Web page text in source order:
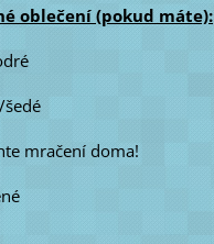
oblečení (pokud máte):
mračení doma!